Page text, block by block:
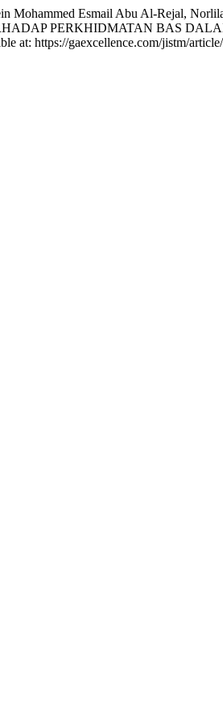
Mohammed Esmail Abu Al-Rejal,
PERKHIDMATAN BAS
at: https://gaexcellence.com/jistm/